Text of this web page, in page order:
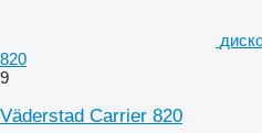
820
9
Väderstad Carrier 820